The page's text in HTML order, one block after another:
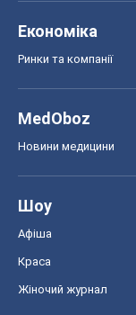
Економіка
Ринки та компанії
MedOboz
Новини медицини
Шоу
Афіша
Краса
Жіночий журнал